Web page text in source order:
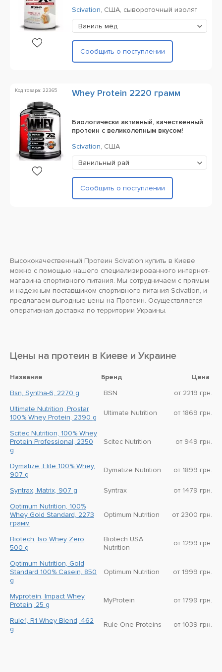
Scivation, США, сывороточный изолят
Ваниль мёд
Сообщить о поступлении
Код товара: 22365 Whey Protein 2220 грамм
Биологически активный, качественный
протеин с великолепным вкусом!
Scivation, США
Ванильный рай
Сообщить о поступлении
Высококачественный Протеин Scivation купить в Киеве
можно с помощью нашего специализированного интернет-
магазина спортивного питания. Мы сотрудничаем с прямым
и надежным поставщиком спортивного питания Scivation, и
предлагаем выгодные цены на Протеин. Осуществляется
оперативная доставка по территории Украины.
Цены на протеин в Киеве и Украине
Название Бренд
Цена
Bsn, Syntha-6, 2270 g
BSN
от 2219 грн.
Ultimate Nutrition, Prostar
100% Whey Protein, 2390 g
Ultimate Nutrition от 1869 грн.
Scitec Nutrition, 100% Whey
Protein Professional, 2350
g
Scitec Nutrition от 949 грн.
Dymatize, Elite 100% Whey,
907 g
Dymatize Nutrition от 1899 грн.
Syntrax, Matrix, 907 g Syntrax
от 1479 грн.
Optimum Nutrition, 100%
Whey Gold Standard, 2273
грамм
Optimum Nutrition от 2300 грн.
Biotech, Iso Whey Zero,
500 g
Biotech USA
Nutrition
от 1299 грн.
Optimum Nutrition, Gold
Standard 100% Casein, 850
g
Optimum Nutrition от 1999 грн.
Myprotein, Impact Whey
Protein, 25 g
MyProtein от 1799 грн.
Rule1, R1 Whey Blend, 462
g
Rule One Proteins от 1039 грн.